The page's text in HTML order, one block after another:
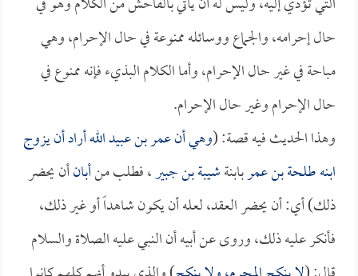
حال إحرامه، والجماع ووسائله ممنوعة في حال الإحرام، وهي
مباحة في غير حال الإحرام، وأما الكلام البذيء فإنه ممنوع في
حال الإحرام وغير حال الإحرام.
وهذا الحديث فيه قصة: (وهي أنعمر بن عبيد اللهأراد أن يزوج
ابنهطلحة بن عمربابنةشيبة بن جبير، فطلب منأبانأن يحضر
ذلك) أي: أن يحضر العقد، لعله أن يكون شاهداً أو غير ذلك،
فأنكر عليه ذلك، وروى عن أبيه أن النبي عليه الصلاة والسلام